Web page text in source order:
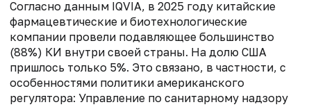
Согласно данным IQVIA, в 2025 году китайские
фармацевтические и биотехнологические
компании провели подавляющее большинство
(88%) КИ внутри своей страны. На долю США
пришлось только 5%. Это связано, в частности, с
особенностями политики американского
регулятора: Управление по санитарному надзору